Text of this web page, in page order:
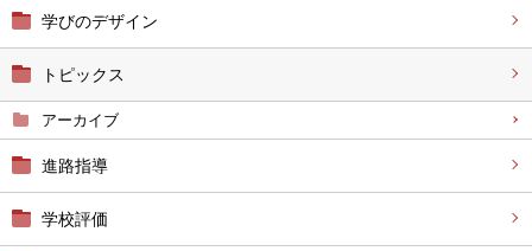
学びのデザイン
トピックス
アーカイブ
進路指導
学校評価